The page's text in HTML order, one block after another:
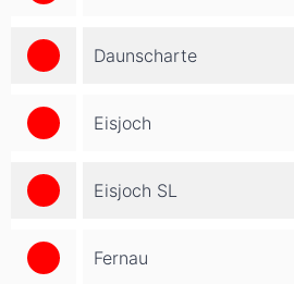
Daunscharte
Eisjoch
Eisjoch SL
Fernau